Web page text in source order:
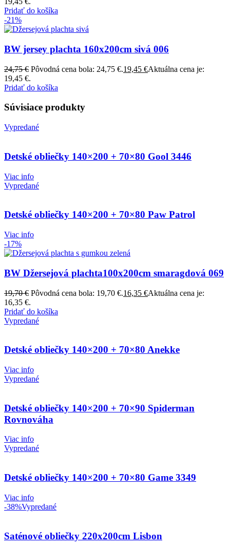
Pridať do košíka
-21%
BW jersey plachta 160x200cm sivá 006
24,75€ Pôvodná cena bola: 24,75 €.19,45 €Aktuálna cena je:
19,45 €.
Pridať do košíka
Súvisiace produkty
Vypredané
Detské obliečky 140×200 + 70×80 Gool 3446
Viac info
Vypredané
Detské obliečky 140×200 + 70×80 Paw Patrol
Viac info
-17%
BW Džersejová plachta100x200cm smaragdová 069
19,70€ Pôvodná cena bola: 19,70 €.16,35 €Aktuálna cena je:
16,35 €.
Pridať do košíka
Vypredané
Detské obliečky 140×200 + 70×80 Anekke
Viac info
Vypredané
Detské obliečky 140×200 + 70×90 Spiderman
Rovnováha
Viac info
Vypredané
Detské obliečky 140×200 + 70×80 Game 3349
Viac info
-38%Vypredané
Saténové obliečky 220x200cm Lisbon